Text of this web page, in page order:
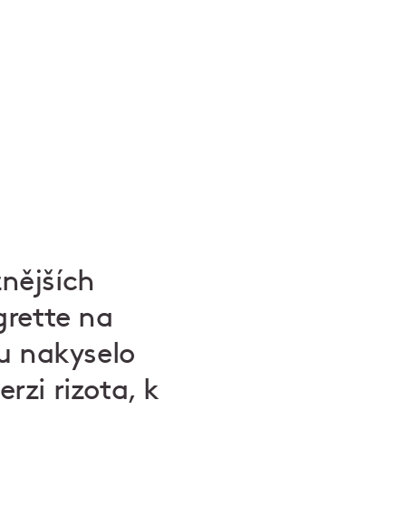
na
nakyselo
rizota, k